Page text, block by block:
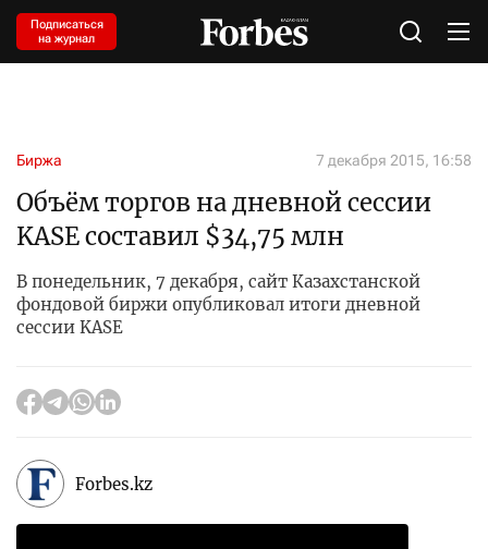
Подписаться
на журнал
Биржа 7 декабря 2015, 16:58
Объём торгов на дневной сессии
KASE составил $34,75 млн
В понедельник, 7 декабря, сайт Казахстанской
фондовой биржи опубликовал итоги дневной
сессии KASE
Forbes.kz